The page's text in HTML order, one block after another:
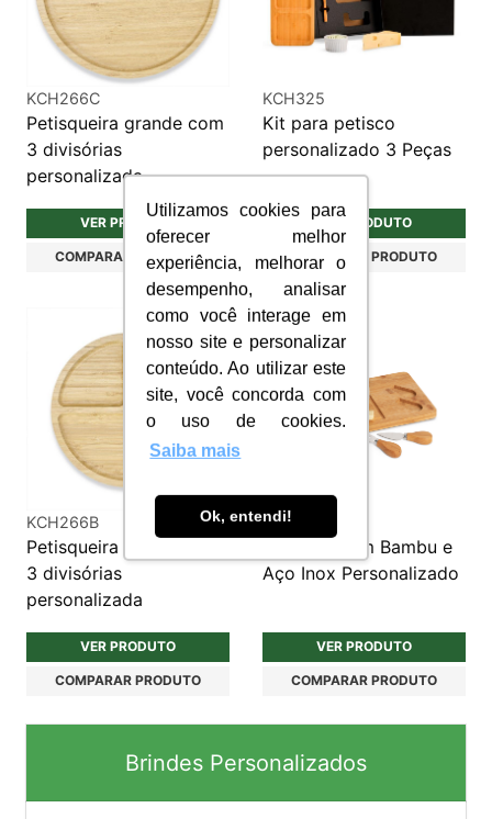
Utilizamos cookies para
oferecer melhor
experiência, melhorar o
desempenho, analisar
como você interage em
nosso site e personalizar
conteúdo. Ao utilizar este
site, você concorda com
o uso de cookies.
Saiba mais
Ok, entendi!
KCH266C
Petisqueira grande com
3 divisórias
personalizada
VER PRODUTO
COMPARAR PRODUTO
KCH325
Kit para petisco
personalizado 3 Peças
VER PRODUTO
COMPARAR PRODUTO
KCH266B
Petisqueira média com
3 divisórias
personalizada
VER PRODUTO
COMPARAR PRODUTO
KCH151
Kit Queijo em Bambu e
Aço Inox Personalizado
VER PRODUTO
COMPARAR PRODUTO
Brindes Personalizados